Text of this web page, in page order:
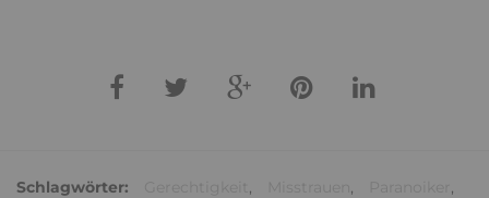
Schlagwörter: , ,
,